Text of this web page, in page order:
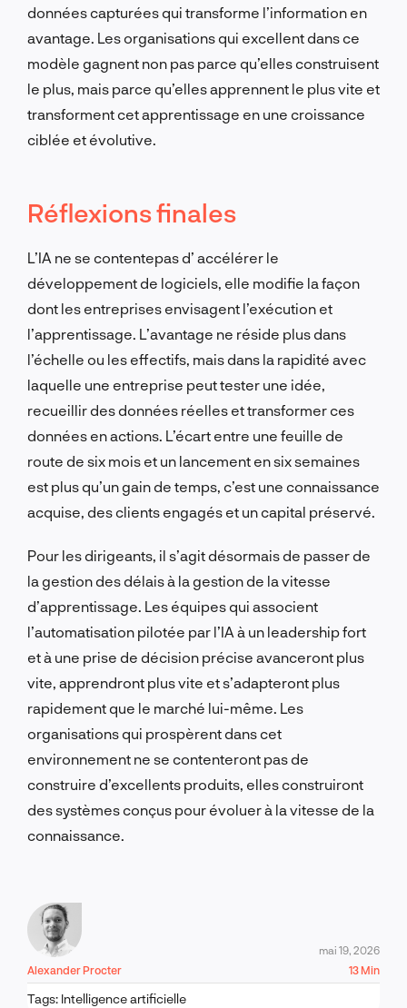
données capturées qui transforme l’information en
avantage. Les organisations qui excellent dans ce
modèle gagnent non pas parce qu’elles construisent
le plus, mais parce qu’elles apprennent le plus vite et
transforment cet apprentissage en une croissance
ciblée et évolutive.
Réflexions finales
L’IA ne se contentepas d’ accélérer le
développement de logiciels, elle modifie la façon
dont les entreprises envisagent l’exécution et
l’apprentissage. L’avantage ne réside plus dans
l’échelle ou les effectifs, mais dans la rapidité avec
laquelle une entreprise peut tester une idée,
recueillir des données réelles et transformer ces
données en actions. L’écart entre une feuille de
route de six mois et un lancement en six semaines
est plus qu’un gain de temps, c’est une connaissance
acquise, des clients engagés et un capital préservé.
Pour les dirigeants, il s’agit désormais de passer de
la gestion des délais à la gestion de la vitesse
d’apprentissage. Les équipes qui associent
l’automatisation pilotée par l’IA à un leadership fort
et à une prise de décision précise avanceront plus
vite, apprendront plus vite et s’adapteront plus
rapidement que le marché lui-même. Les
organisations qui prospèrent dans cet
environnement ne se contenteront pas de
construire d’excellents produits, elles construiront
des systèmes conçus pour évoluer à la vitesse de la
connaissance.
Alexander Procter
mai 19, 2026
13 Min
Tags: Intelligence artificielle